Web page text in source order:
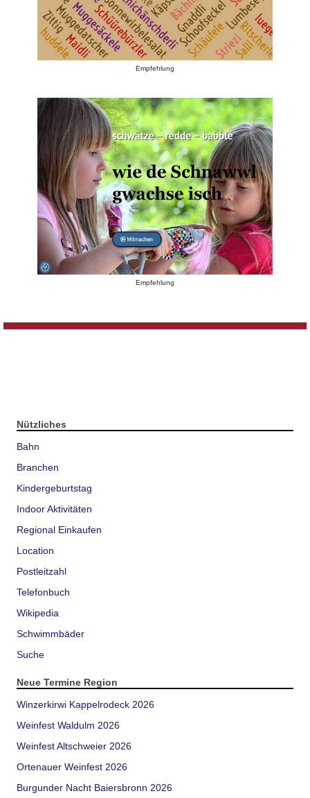
Empfehlung
Empfehlung
Nützliches
Bahn
Branchen
Kindergeburtstag
Indoor Aktivitäten
Regional Einkaufen
Location
Postleitzahl
Telefonbuch
Wikipedia
Schwimmbäder
Suche
Neue Termine Region
Winzerkirwi Kappelrodeck 2026
Weinfest Waldulm 2026
Weinfest Altschweier 2026
Ortenauer Weinfest 2026
Burgunder Nacht Baiersbronn 2026